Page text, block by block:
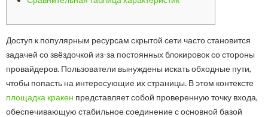
Доступ к популярным ресурсам скрытой сети часто становится
задачей со звёздочкой из-за постоянных блокировок со стороны
провайдеров. Пользователи вынуждены искать обходные пути,
чтобы попасть на интересующие их страницы. В этом контексте
площадка кракен представляет собой проверенную точку входа,
обеспечивающую стабильное соединение с основной базой